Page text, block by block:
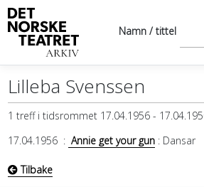
Namn / tittel
Lilleba Svenssen
1 treff i tidsrommet 17.04.1956 -
17.04.1956: Annie get your gun: Dansar
Tilbake